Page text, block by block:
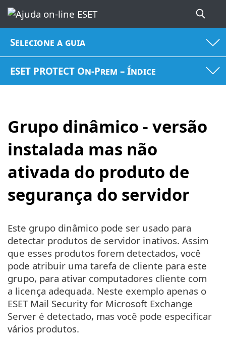
Selecione a guia
ESET PROTECT On-Prem – Índice
Grupo dinâmico - versão
instalada mas não
ativada do produto de
segurança do servidor
Este grupo dinâmico pode ser usado para
detectar produtos de servidor inativos. Assim
que esses produtos forem detectados, você
pode atribuir uma tarefa de cliente para este
grupo, para ativar computadores cliente com
a licença adequada. Neste exemplo apenas o
ESET Mail Security for Microsoft Exchange
Server é detectado, mas você pode especificar
vários produtos.